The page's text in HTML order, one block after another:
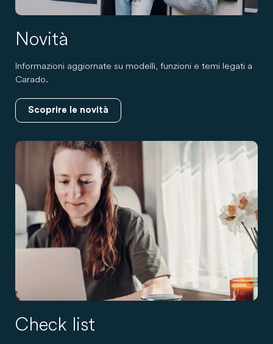
Novità
Informazioni aggiornate su modelli, funzioni e temi legati a
Carado.
Scoprire le novità
Check list